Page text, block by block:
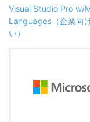
Visual Studio Pro w/
Languages（企業向
い）